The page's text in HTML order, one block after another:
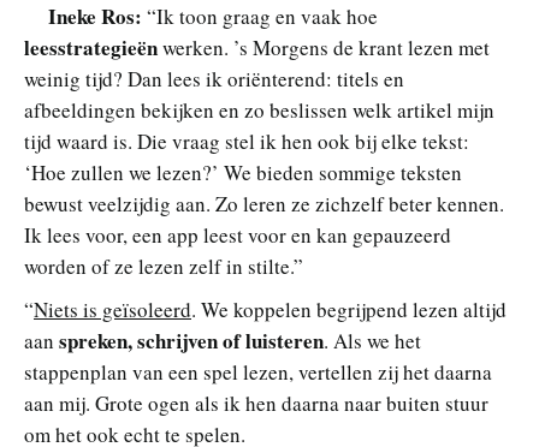
Ineke Ros: “Ik toon graag en vaak hoe
leesstrategieënwerken. ’s Morgens de krant lezen met
weinig tijd? Dan lees ik oriënterend: titels en
afbeeldingen bekijken en zo beslissen welk artikel mijn
tijd waard is. Die vraag stel ik hen ook bij elke tekst:
‘Hoe zullen we lezen?’ We bieden sommige teksten
bewust veelzijdig aan. Zo leren ze zichzelf beter kennen.
Ik lees voor, een app leest voor en kan gepauzeerd
worden of ze lezen zelf in stilte.”
“Niets is geïsoleerd. We koppelen begrijpend lezen altijd
aan spreken, schrijven of luisteren. Als we het
stappenplan van een spel lezen, vertellen zij het daarna
aan mij. Grote ogen als ik hen daarna naar buiten stuur
om het ook echt te spelen.